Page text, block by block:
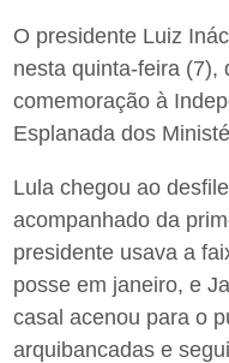
O presidente Luiz
nesta quinta-feira (7),
comemoração à
Esplanada dos
Lula chegou ao
acompanhado da
presidente usava a
posse em janeiro, e
casal acenou para o
arquibancadas e